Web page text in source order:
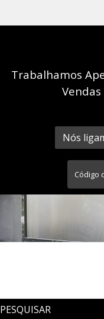
Trabalhamos
Vendas
Nós
PESQUISAR